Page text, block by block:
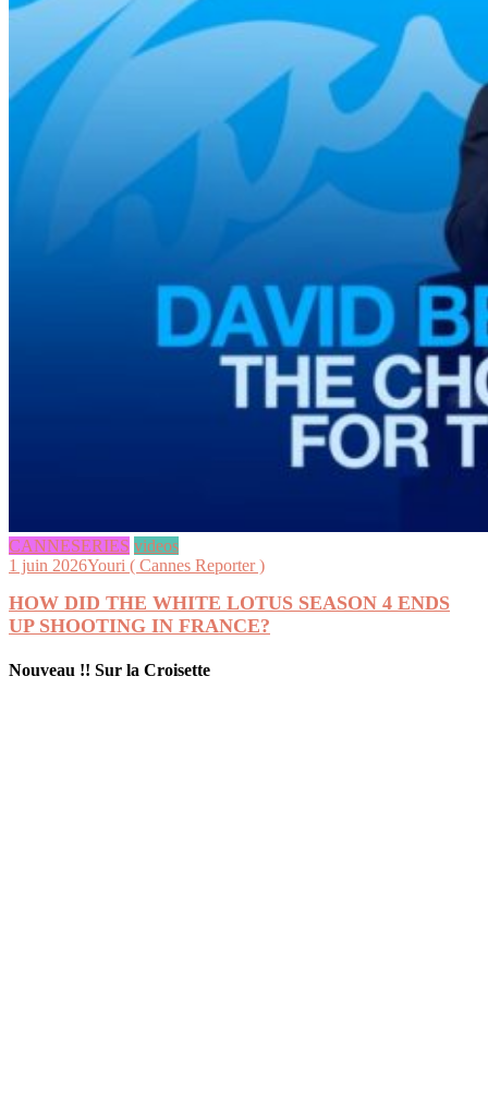
CANNESERIES videos
1 juin 2026Youri ( Cannes Reporter )
HOW DID THE WHITE LOTUS SEASON 4 ENDS
UP SHOOTING IN FRANCE?
Nouveau !! Sur la Croisette